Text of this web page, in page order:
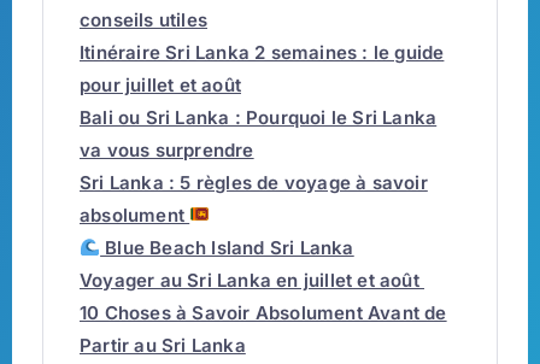
conseils utiles
Itinéraire Sri Lanka 2 semaines : le guide
pour juillet et août
Bali ou Sri Lanka : Pourquoi le Sri Lanka
va vous surprendre
Sri Lanka : 5 règles de voyage à savoir
absolument
Blue Beach Island Sri Lanka
Voyager au Sri Lanka en juillet et août
10 Choses à Savoir Absolument Avant de
Partir au Sri Lanka